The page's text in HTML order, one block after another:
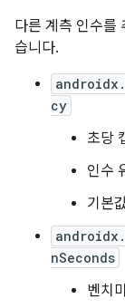
다른 계측 인수를
습니다.
cy
초당
인수
기본
nSeconds
벤치